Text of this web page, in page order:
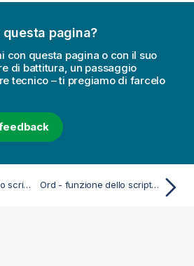
pagina?
con questa pagina o con il suo
di battitura, un passaggio
tecnico – ti pregiamo di farcelo
LTrim - funzione dello script e del grafico Ord - funzione dello script e del grafico